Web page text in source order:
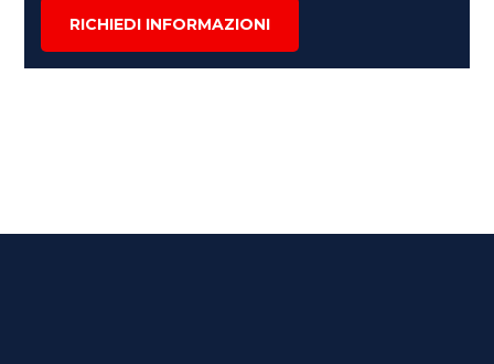
RICHIEDI INFORMAZIONI